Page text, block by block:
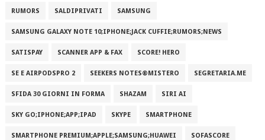
RUMORS SALDIPRIVATI SAMSUNG
SAMSUNG GALAXY NOTE 10;IPHONE;JACK CUFFIE;RUMORS;NEWS
SATISPAY SCANNER APP & FAX SCORE! HERO
SE E AIRPODSPRO 2 SEEKERS NOTES®MISTERO SEGRETARIA.ME
SFIDA 30 GIORNI IN FORMA SHAZAM SIRI AI
SKY GO;IPHONE;APP;IPAD SKYPE SMARTPHONE
SMARTPHONE PREMIUM;APPLE;SAMSUNG;HUAWEI SOFASCORE